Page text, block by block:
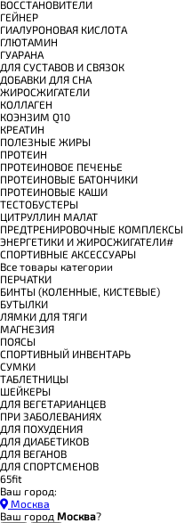
ВОССТАНОВИТЕЛИ
ГЕЙНЕР
ГИАЛУРОНОВАЯ КИСЛОТА
ГЛЮТАМИН
ГУАРАНА
ДЛЯ СУСТАВОВ И СВЯЗОК
ДОБАВКИ ДЛЯ СНА
ЖИРОСЖИГАТЕЛИ
КОЛЛАГЕН
КОЭНЗИМ Q10
КРЕАТИН
ПОЛЕЗНЫЕ ЖИРЫ
ПРОТЕИН
ПРОТЕИНОВОЕ ПЕЧЕНЬЕ
ПРОТЕИНОВЫЕ БАТОНЧИКИ
ПРОТЕИНОВЫЕ КАШИ
ТЕСТОБУСТЕРЫ
ЦИТРУЛЛИН МАЛАТ
ПРЕДТРЕНИРОВОЧНЫЕ КОМПЛЕКСЫ
ЭНЕРГЕТИКИ И ЖИРОСЖИГАТЕЛИ#
СПОРТИВНЫЕ АКСЕССУАРЫ
Все товары категории
ПЕРЧАТКИ
БИНТЫ (КОЛЕННЫЕ, КИСТЕВЫЕ)
БУТЫЛКИ
ЛЯМКИ ДЛЯ ТЯГИ
МАГНЕЗИЯ
ПОЯСЫ
СПОРТИВНЫЙ ИНВЕНТАРЬ
СУМКИ
ТАБЛЕТНИЦЫ
ШЕЙКЕРЫ
ДЛЯ ВЕГЕТАРИАНЦЕВ
ПРИ ЗАБОЛЕВАНИЯХ
ДЛЯ ПОХУДЕНИЯ
ДЛЯ ДИАБЕТИКОВ
ДЛЯ ВЕГАНОВ
ДЛЯ СПОРТСМЕНОВ
65fit
Ваш город:
Москва
Ваш город Москва?